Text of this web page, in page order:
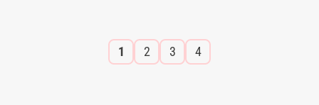
1 2 3 4